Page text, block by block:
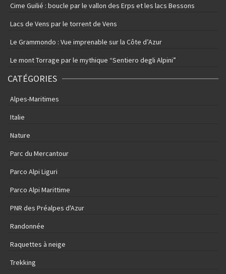
Cime Guilié : boucle par le vallon des Erps et les lacs Bessons
Lacs de Vens par le torrent de Vens
Le Grammondo : Vue imprenable sur la Côte d’Azur
Le mont Torrage par le mythique “Sentiero degli Alpini”
CATÉGORIES
Alpes-Maritimes
Italie
Nature
Parc du Mercantour
Parco Alpi Liguri
Parco Alpi Marittime
PNR des Préalpes d'Azur
Randonnée
Raquettes à neige
Trekking